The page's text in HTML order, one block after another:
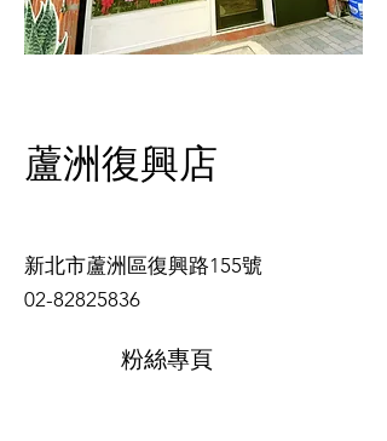
​蘆洲復興店
新北市蘆洲區復興路155號
02-82825836
粉絲專頁